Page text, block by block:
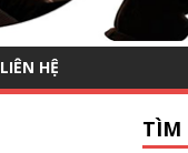
LIÊN HỆ
TÌM